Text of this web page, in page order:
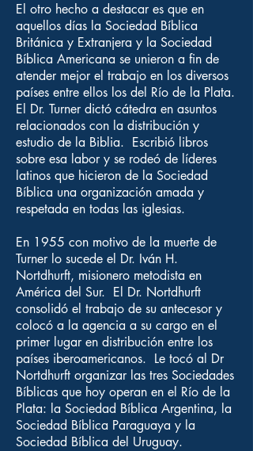
El otro hecho a destacar es que en
aquellos días la Sociedad Bíblica
Británica y Extranjera y la Sociedad
Bíblica Americana se unieron a fin de
atender mejor el trabajo en los diversos
países entre ellos los del Río de la Plata.
El Dr. Turner dictó cátedra en asuntos
relacionados con la distribución y
estudio de la Biblia. Escribió libros
sobre esa labor y se rodeó de líderes
latinos que hicieron de la Sociedad
Bíblica una organización amada y
respetada en todas las iglesias.
En 1955 con motivo de la muerte de
Turner lo sucede el Dr. Iván H.
Nortdhurft, misionero metodista en
América del Sur. El Dr. Nortdhurft
consolidó el trabajo de su antecesor y
colocó a la agencia a su cargo en el
primer lugar en distribución entre los
países iberoamericanos. Le tocó al Dr
Nortdhurft organizar las tres Sociedades
Bíblicas que hoy operan en el Río de la
Plata: la Sociedad Bíblica Argentina, la
Sociedad Bíblica Paraguaya y la
Sociedad Bíblica del Uruguay.